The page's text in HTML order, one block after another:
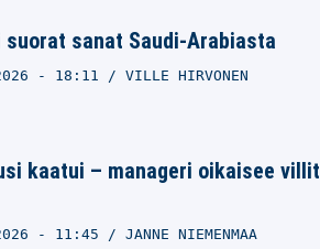
sanat Saudi-Arabiasta
- 18:11 VILLE HIRVONEN
kaatui – manageri oikaisee villit
- 11:45 JANNE NIEMENMAA